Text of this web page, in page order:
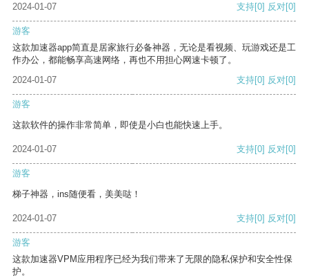
2024-01-07
支持[0] 反对[0]
游客
这款加速器app简直是居家旅行必备神器，无论是看视频、玩游戏还是工
作办公，都能畅享高速网络，再也不用担心网速卡顿了。
2024-01-07
支持[0] 反对[0]
游客
这款软件的操作非常简单，即使是小白也能快速上手。
2024-01-07 支持[0] 反对[0]
游客
梯子神器，ins随便看，美美哒！
2024-01-07 支持[0] 反对[0]
游客
这款加速器VPM应用程序已经为我们带来了无限的隐私保护和安全性保
护。